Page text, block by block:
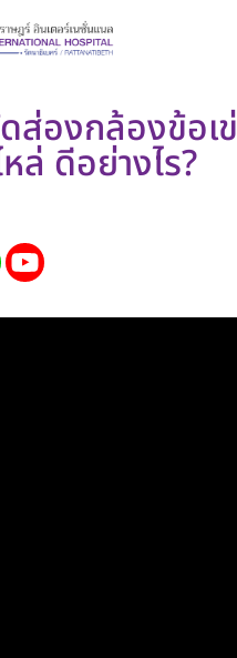
ส่องกล้องข้อเ
ล่ ดีอย่างไร?